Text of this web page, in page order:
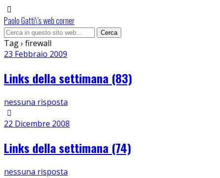
Paolo Gatti\'s web corner
Tag › firewall
23 Febbraio 2009
Links della settimana (83)
nessuna risposta
22 Dicembre 2008
Links della settimana (74)
nessuna risposta